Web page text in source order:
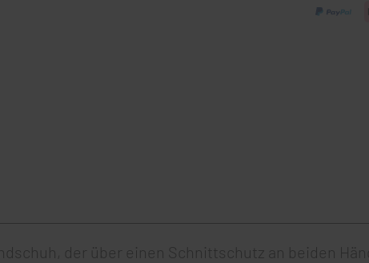
der über einen Schnittschutz an beiden